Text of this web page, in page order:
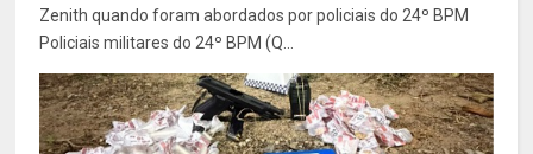
Zenith quando foram abordados por policiais do 24º BPM
Policiais militares do 24º BPM (Q...